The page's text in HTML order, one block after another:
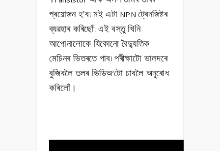
প্ৰয়োজন হ'ব৷ মই এটা NPNট্ৰেনজিষ্টৰ
ব্যৱহাৰ কৰিছোঁ৷ এই বস্তু খিনি
আপোনালোকে যিকোনো বৈদ্যুতিক
মেচিনৰ ভিতৰতে পাব৷ পৰীক্ষাটো ভালদৰে
বুজিবলৈ তলৰ ভিডিঅ’টো চাবলৈ অনুৰোধ
কৰিলোঁ।